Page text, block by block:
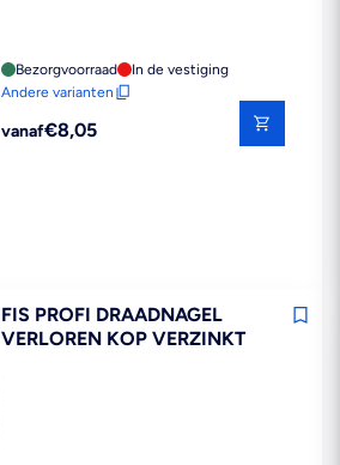
Bezorgvoorraad
In de vestiging
Andere varianten
Reguliere
vanaf€8,05
FIS PROFI DRAADNAGEL
VERLOREN KOP VERZINKT